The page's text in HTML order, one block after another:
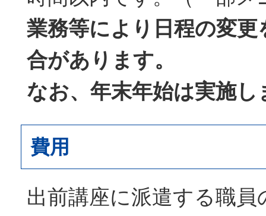
業務等により日程の変
合があります。
なお、年末年始は実施し
費用
出前講座に派遣する職員